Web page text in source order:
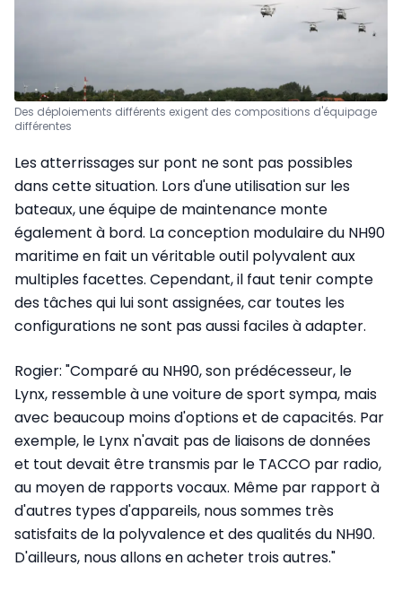
Des déploiements différents exigent des compositions d'équipage
différentes
Les atterrissages sur pont ne sont pas possibles
dans cette situation. Lors d'une utilisation sur les
bateaux, une équipe de maintenance monte
également à bord. La conception modulaire du NH90
maritime en fait un véritable outil polyvalent aux
multiples facettes. Cependant, il faut tenir compte
des tâches qui lui sont assignées, car toutes les
configurations ne sont pas aussi faciles à adapter.
Rogier: "Comparé au NH90, son prédécesseur, le
Lynx, ressemble à une voiture de sport sympa, mais
avec beaucoup moins d'options et de capacités. Par
exemple, le Lynx n'avait pas de liaisons de données
et tout devait être transmis par le TACCO par radio,
au moyen de rapports vocaux. Même par rapport à
d'autres types d'appareils, nous sommes très
satisfaits de la polyvalence et des qualités du NH90.
D'ailleurs, nous allons en acheter trois autres."